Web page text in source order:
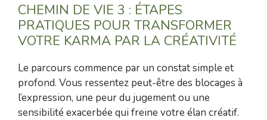
CHEMIN DE VIE 3 : ÉTAPES
PRATIQUES POUR TRANSFORMER
VOTRE KARMA PAR LA CRÉATIVITÉ
Le parcours commence par un constat simple et
profond. Vous ressentez peut-être des blocages à
l’expression, une peur du jugement ou une
sensibilité exacerbée qui freine votre élan créatif.